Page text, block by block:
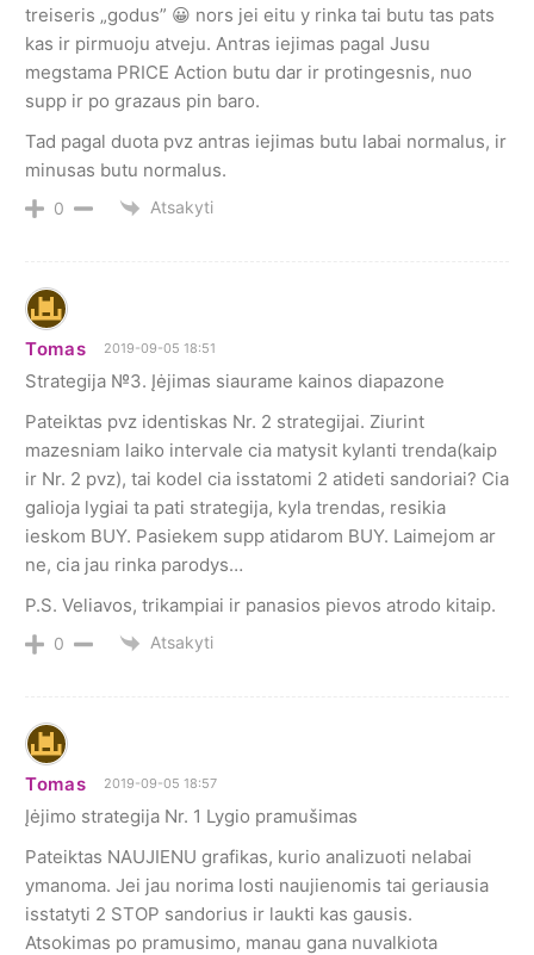
treiseris „godus” 😀 nors jei eitu y rinka tai butu tas pats
kas ir pirmuoju atveju. Antras iejimas pagal Jusu
megstama PRICE Action butu dar ir protingesnis, nuo
supp ir po grazaus pin baro.
Tad pagal duota pvz antras iejimas butu labai normalus, ir
minusas butu normalus.
0 Atsakyti
Tomas 2019-09-05 18:51
Strategija №3. Įėjimas siaurame kainos diapazone
Pateiktas pvz identiskas Nr. 2 strategijai. Ziurint
mazesniam laiko intervale cia matysit kylanti trenda(kaip
ir Nr. 2 pvz), tai kodel cia isstatomi 2 atideti sandoriai? Cia
galioja lygiai ta pati strategija, kyla trendas, resikia
ieskom BUY. Pasiekem supp atidarom BUY. Laimejom ar
ne, cia jau rinka parodys…
P.S. Veliavos, trikampiai ir panasios pievos atrodo kitaip.
0 Atsakyti
Tomas 2019-09-05 18:57
Įėjimo strategija Nr. 1 Lygio pramušimas
Pateiktas NAUJIENU grafikas, kurio analizuoti nelabai
ymanoma. Jei jau norima losti naujienomis tai geriausia
isstatyti 2 STOP sandorius ir laukti kas gausis.
Atsokimas po pramusimo, manau gana nuvalkiota